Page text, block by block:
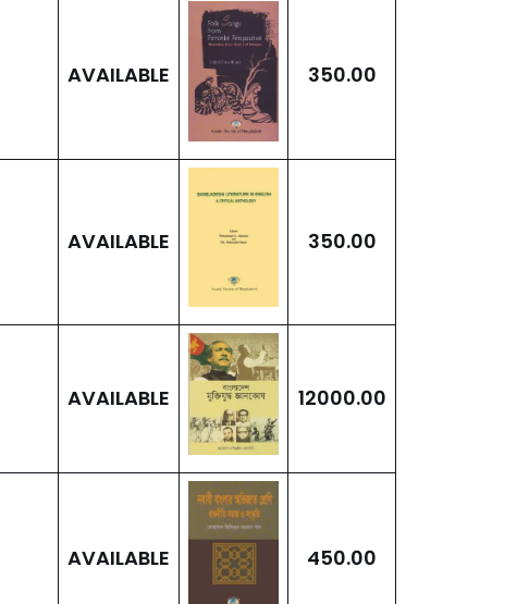
AVAILABLE 350.00
AVAILABLE 350.00
AVAILABLE 12000.00
AVAILABLE 450.00